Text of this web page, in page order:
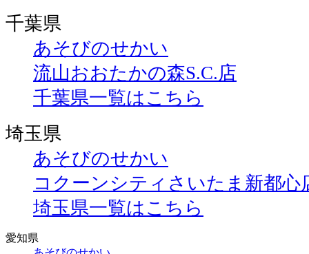
千葉県
あそびのせかい
流山おおたかの森S.C.店
千葉県一覧はこちら
埼玉県
あそびのせかい
コクーンシティさいたま新都心
埼玉県一覧はこちら
愛知県